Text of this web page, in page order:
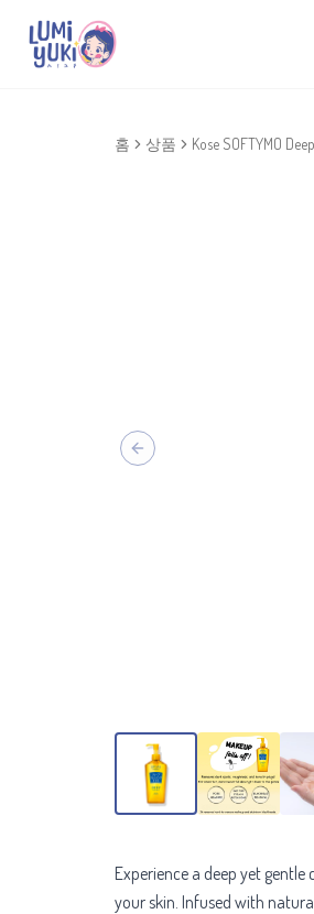
홈 상품 Kose SOFTYMO
Previous slide
Experience a deep yet gentle
your skin. Infused with